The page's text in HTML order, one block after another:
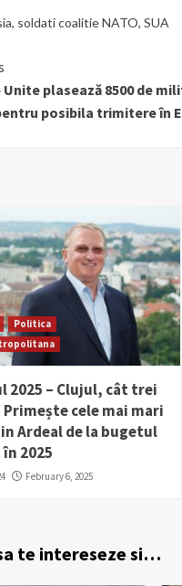
, soldati coalitie NATO, SUA
plasează 8500 de
posibila trimitere în
Politica
2025 – Clujul, cât trei
cele mai mari
Ardeal de la bugetul
2025
February 6, 2025
te intereseze si…